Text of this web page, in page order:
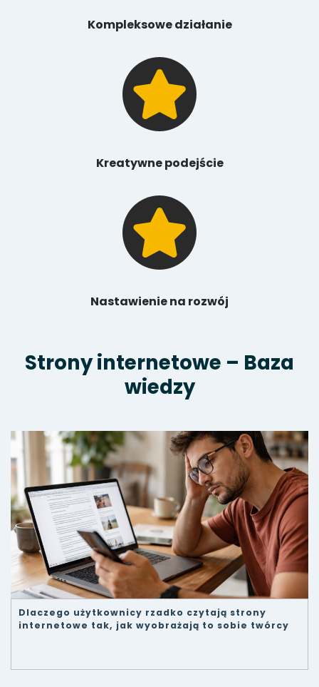
Kompleksowe działanie
Kreatywne podejście
Nastawienie na rozwój
Strony internetowe – Baza
wiedzy
Dlaczego użytkownicy rzadko czytają strony
internetowe tak, jak wyobrażają to sobie twórcy